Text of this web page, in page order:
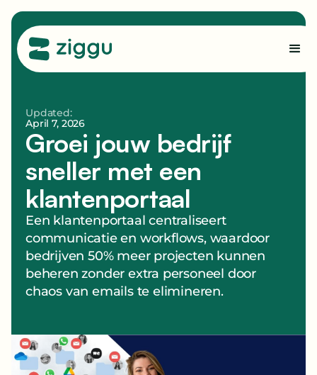
Updated:
April 7, 2026
Groei jouw bedrijf
sneller met een
klantenportaal
Een klantenportaal centraliseert
communicatie en workflows, waardoor
bedrijven 50% meer projecten kunnen
beheren zonder extra personeel door
chaos van emails te elimineren.